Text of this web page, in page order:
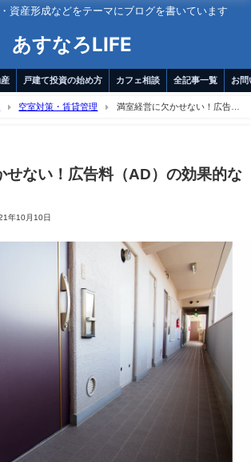
資産形成などをテーマにブログを書いています
あすなろLIFE
戸建て投資の始め方 カフェ相談 全記事一覧 お
空室対策・賃貸管理
満室経営に欠かせない！広告料
せない！広告料（AD）の効果的な
年10月10日